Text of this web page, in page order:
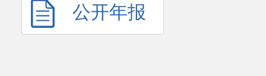
公开年报